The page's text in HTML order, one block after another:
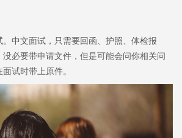
中文面试，只需要回函、护照、体检报
必要带申请文件，但是可能会问你相关问
试时带上原件。